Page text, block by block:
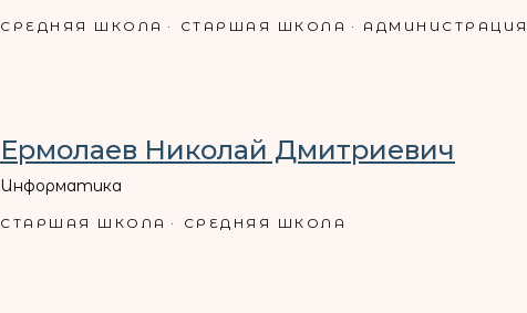
СРЕДНЯЯ ШКОЛА СТАРШАЯ ШКОЛА АДМИНИСТРАЦИЯ
Ермолаев Николай Дмитриевич
Информатика
СТАРШАЯ ШКОЛА СРЕДНЯЯ ШКОЛА